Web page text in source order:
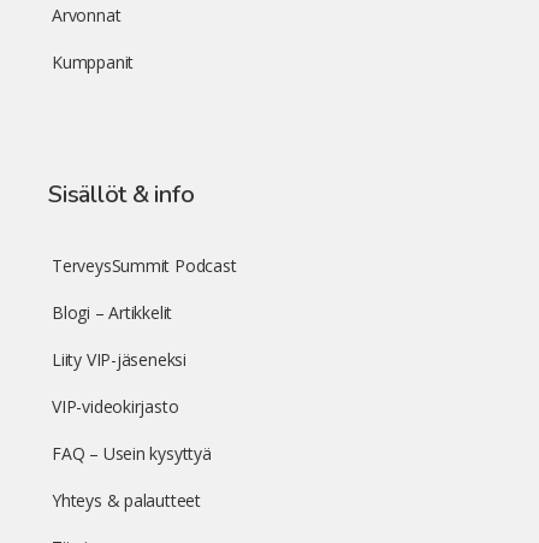
Arvonnat
Kumppanit
Sisällöt & info
TerveysSummit Podcast
Blogi – Artikkelit
Liity VIP-jäseneksi
VIP-videokirjasto
FAQ – Usein kysyttyä
Yhteys & palautteet